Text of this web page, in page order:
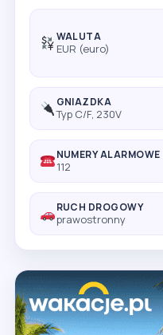
WALUTA
EUR (euro)
GNIAZDKA
Typ C/F, 230V
NUMERY ALARMOWE
112
RUCH DROGOWY
prawostronny